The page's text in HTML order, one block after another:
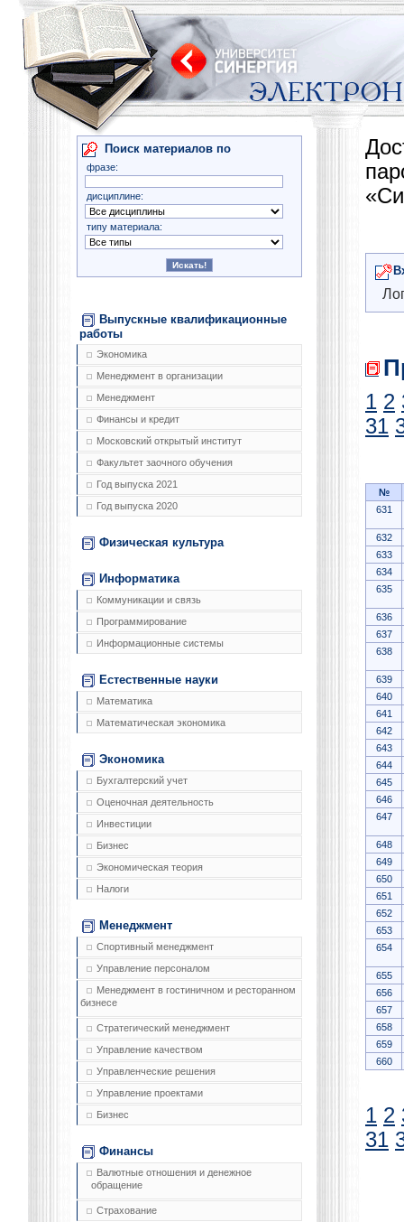
Поиск материалов по
фразе:
дисциплине:
типу материала:
Выпускные квалификационные
работы
Экономика
Менеджмент в организации
Менеджмент
Финансы и кредит
Московский открытый институт
Факультет заочного обучения
Год выпуска 2021
Год выпуска 2020
Физическая культура
Информатика
Коммуникации и связь
Программирование
Информационные системы
Естественные науки
Математика
Математическая экономика
Экономика
Бухгалтерский учет
Оценочная деятельность
Инвестиции
Бизнес
Экономическая теория
Налоги
Менеджмент
Спортивный менеджмент
Управление персоналом
Менеджмент в гостиничном и ресторанном
бизнесе
Стратегический менеджмент
Управление качеством
Управленческие решения
Управление проектами
Бизнес
Финансы
Валютные отношения и денежное
обращение
Страхование
1 2
31
№
631
632
633
634
635
636
637
638
639
640
641
642
643
644
645
646
647
648
649
650
651
652
653
654
655
656
657
658
659
660
1 2
31